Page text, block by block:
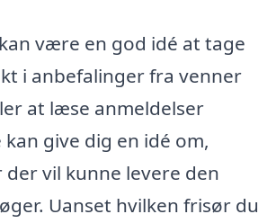
være en god idé at tage
i anbefalinger fra venner
at læse anmeldelser
give dig en idé om,
vil kunne levere den
Uanset hvilken frisør du